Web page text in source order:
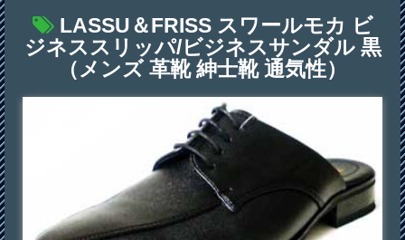
LASSU＆FRISS スワールモカ ビ
ジネススリッパ/ビジネスサンダル 黒
（メンズ 革靴 紳士靴 通気性）